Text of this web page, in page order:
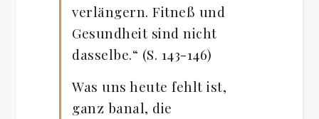
verlängern. Fitneß und
Gesundheit sind nicht
dasselbe.“ (S. 143-146)
Was uns heute fehlt ist,
ganz banal, die